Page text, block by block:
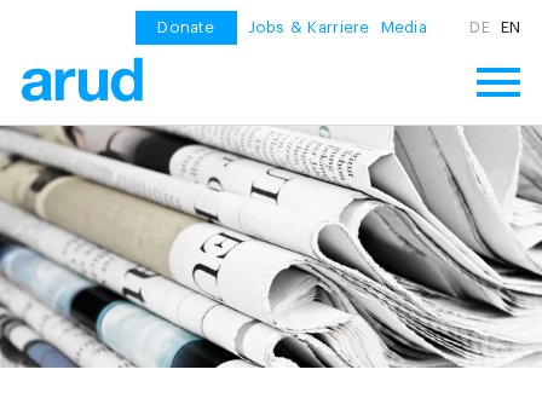
Donate Jobs & Karriere Media DE EN